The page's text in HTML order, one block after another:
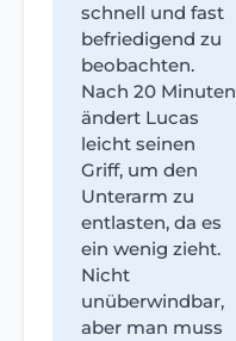
schnell und fast
befriedigend zu
beobachten.
Nach 20 Minuten
ändert Lucas
leicht seinen
Griff, um den
Unterarm zu
entlasten, da es
ein wenig zieht.
Nicht
unüberwindbar,
aber man muss